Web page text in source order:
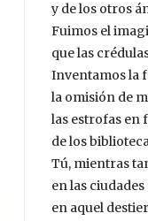
y de los otros
Fuimos el
que las
Inventamos la
la omisión de
las estrofas en
de los
Tú, mientras
en las
en aquel